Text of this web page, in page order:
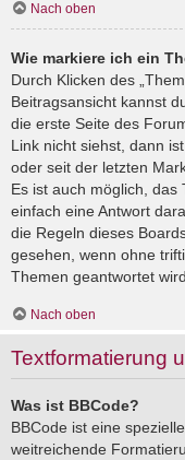
Nach oben
Wie markiere ich ein
Durch Klicken des
Beitragsansicht kannst
die erste Seite des
Link nicht siehst, dann
oder seit der letzten
Es ist auch möglich,
einfach eine Antwort
die Regeln dieses
gesehen, wenn ohne
Themen geantwortet wird.
Nach oben
Textformatierung
Was ist BBCode?
BBCode ist eine
weitreichende